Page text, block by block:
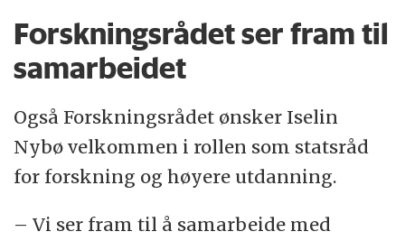
Forskningsrådet ser fram til
samarbeidet
Også Forskningsrådet ønsker Iselin
Nybø velkommen i rollen som statsråd
for forskning og høyere utdanning.
– Vi ser fram til å samarbeide med